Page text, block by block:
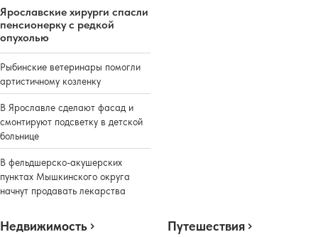
Ярославские хирурги спасли
пенсионерку с редкой
опухолью
Рыбинские ветеринары помогли
артистичному козленку
В Ярославле сделают фасад и
смонтируют подсветку в детской
больнице
В фельдшерско-акушерских
пунктах Мышкинского округа
начнут продавать лекарства
Недвижимость Путешествия